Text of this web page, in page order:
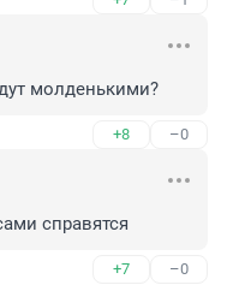
молденькими?
+8 –0
справятся
+7 –0